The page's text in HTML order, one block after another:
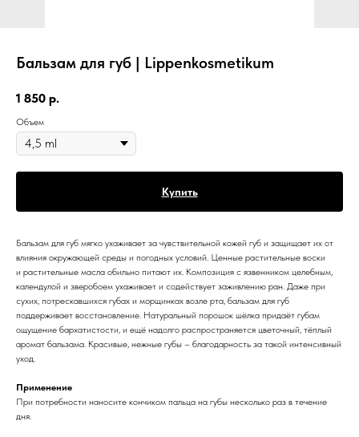
Бальзам для губ | Lippenkosmetikum
1 850 р.
Объем
Купить
Бальзам для губ мягко ухаживает за чувствительной кожей губ и защищает их от
влияния окружающей среды и погодных условий. Ценные растительные воски
и растительные масла обильно питают их. Композиция с язвенником целебным,
календулой и зверобоем ухаживает и содействует заживлению ран. Даже при
сухих, потрескавшихся губах и морщинках возле рта, бальзам для губ
поддерживает восстановление. Натуральный порошок шёлка придаёт губам
ощущение бархатистости, и ещё надолго распространяется цветочный, тёплый
аромат бальзама. Красивые, нежные губы – благодарность за такой интенсивный
уход.
Применение
При потребности наносите кончиком пальца на губы несколько раз в течение
дня.